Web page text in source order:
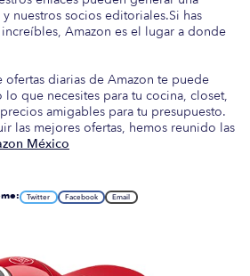
nuestros socios editoriales.Si has
Amazon es el lugar a donde
ofertas diarias de Amazon te puede
que necesites para tu cocina, closet,
amigables para tu presupuesto.
las mejores ofertas, hemos reunido las
México
Twitter Facebook Email